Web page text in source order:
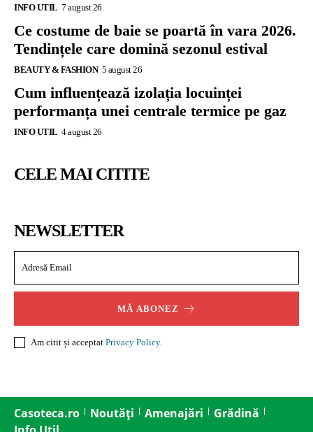
INFO UTIL 7 august 26
Ce costume de baie se poartă în vara 2026.
Tendințele care domină sezonul estival
BEAUTY & FASHION 5 august 26
Cum influențează izolația locuinței
performanța unei centrale termice pe gaz
INFO UTIL 4 august 26
CELE MAI CITITE
NEWSLETTER
MĂ ABONEZ
Am citit și acceptat Privacy Policy.
Casoteca.ro Noutăți Amenajări
Grădină